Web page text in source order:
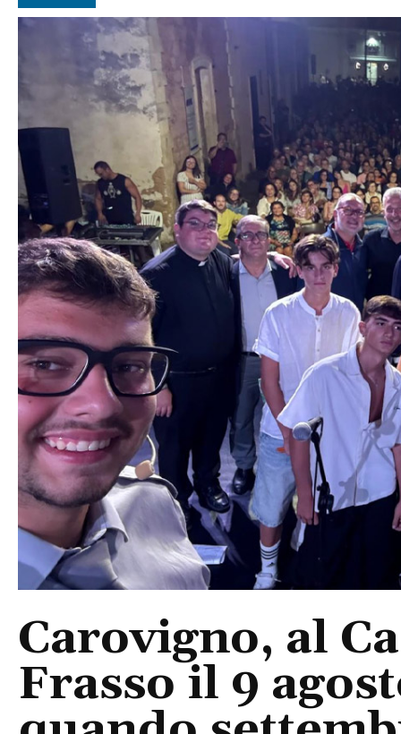
Carovigno, al
Frasso il 9